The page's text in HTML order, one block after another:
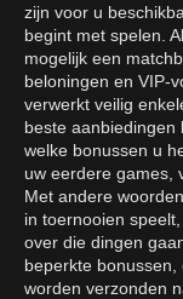
zijn voor u
begint met spelen.
mogelijk een
beloningen en VIP-
verwerkt veilig
beste aanbiedingen
welke bonussen u
uw eerdere games,
Met andere
in toernooien
over die dingen
beperkte
worden verzonden